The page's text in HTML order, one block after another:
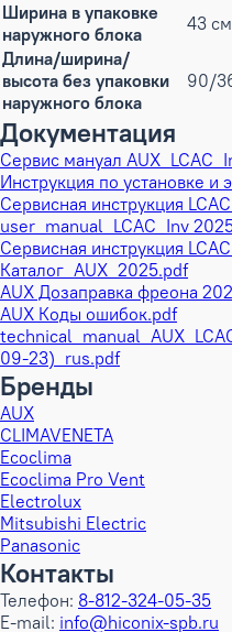
Ширина в упаковке
наружного блока
43 см
Длина/ширина/
высота без упаковки
наружного блока
90/
Документация
Сервис мануал
Инструкция по установке и
Сервисная инструкция
user_manual_LCAC_Inv
Сервисная инструкция
Каталог_AUX_2025.pdf
AUX Дозаправка фреона
AUX Коды ошибок.pdf
09-23)_rus.pdf
Бренды
AUX
CLIMAVENETA
Ecoclima
Ecoclima Pro Vent
Electrolux
Mitsubishi Electric
Panasonic
Контакты
Телефон: 8-812-324-05-35
E-mail: info@hiconix-spb.ru